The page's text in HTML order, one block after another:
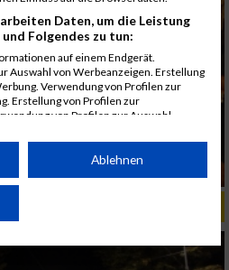
NIGHT RUN / 26.09.2017
Daten, um die Leistung
Folgendes zu tun:
auf einem Endgerät.
Auswahl von Werbeanzeigen. Erstellung
Verwendung von Profilen zur
Erstellung von Profilen zur
von Profilen zur Auswahl
von Zielgruppen durch Statistiken oder
Quellen. Entwicklung und
Union weitergegeben und in die
Ablehnen